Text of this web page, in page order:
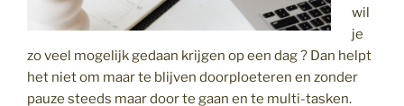
wil
je
zo veel mogelijk gedaan krijgen op een dag ? Dan helpt
het niet om maar te blijven doorploeteren en zonder
pauze steeds maar door te gaan en te multi-tasken.